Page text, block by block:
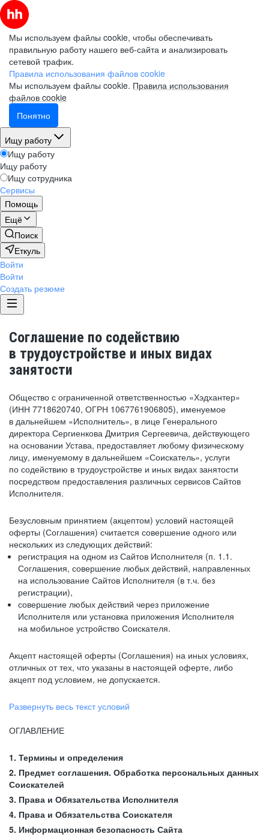
Мы используем файлы cookie, чтобы обеспечивать
правильную работу нашего веб-сайта и анализировать
сетевой трафик.
Правила использования файлов cookie
Мы используем файлы cookie. Правила использования
файлов cookie
Понятно
Ищу работу
Ищу работу
Ищу работу
Ищу сотрудника
Сервисы
Помощь
Ещё
Поиск
Еткуль
Войти
Войти
Создать резюме
Соглашение по содействию
в трудоустройстве и иных видах
занятости
Общество с ограниченной ответственностью «Хэдхантер»
(ИНН 7718620740, ОГРН 1067761906805), именуемое
в дальнейшем «Исполнитель», в лице Генерального
директора Сергиенкова Дмитрия Сергеевича, действующего
на основании Устава, предоставляет любому физическому
лицу, именуемому в дальнейшем «Соискатель», услуги
по содействию в трудоустройстве и иных видах занятости
посредством предоставления различных сервисов Сайтов
Исполнителя.
Безусловным принятием (акцептом) условий настоящей
оферты (Соглашения) считается совершение одного или
нескольких из следующих действий:
регистрация на одном из Сайтов Исполнителя (п. 1.1.
Соглашения, совершение любых действий, направленных
на использование Сайтов Исполнителя (в т.ч. без
регистрации),
совершение любых действий через приложение
Исполнителя или установка приложения Исполнителя
на мобильное устройство Соискателя.
Акцепт настоящей оферты (Соглашения) на иных условиях,
отличных от тех, что указаны в настоящей оферте, либо
акцепт под условием, не допускается.
Развернуть весь текст условий
ОГЛАВЛЕНИЕ
1. Термины и определения
2. Предмет соглашения. Обработка персональных данных
Соискателей
3. Права и Обязательства Исполнителя
4. Права и Обязательства Соискателя
5. Информационная безопасность Сайта